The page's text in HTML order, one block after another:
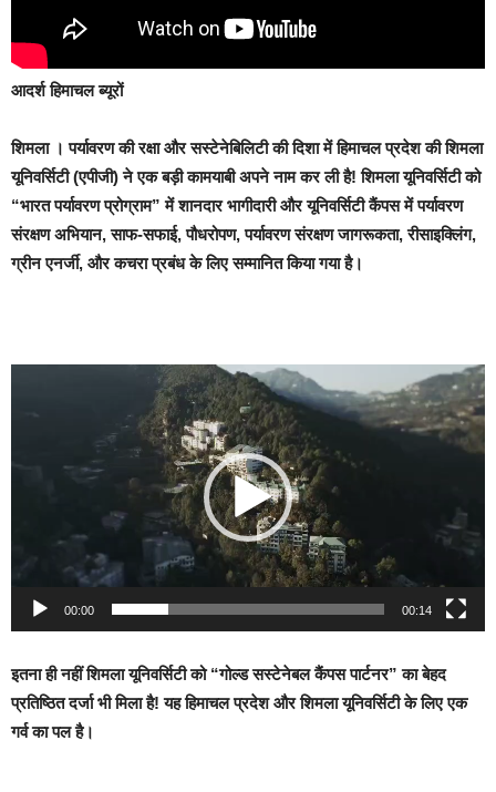
आदर्श हिमाचल ब्यूरों
शिमला । पर्यावरण की रक्षा और सस्टेनेबिलिटी की दिशा में हिमाचल प्रदेश की शिमला
यूनिवर्सिटी (एपीजी) ने एक बड़ी कामयाबी अपने नाम कर ली है! शिमला यूनिवर्सिटी को
“भारत पर्यावरण प्रोग्राम” में शानदार भागीदारी और यूनिवर्सिटी कैंपस में पर्यावरण
संरक्षण अभियान, साफ-सफाई, पौधरोपण, पर्यावरण संरक्षण जागरूकता, रीसाइक्लिंग,
ग्रीन एनर्जी, और कचरा प्रबंध के लिए सम्मानित किया गया है।
00:00 00:14
​इतना ही नहीं शिमला यूनिवर्सिटी को “गोल्ड सस्टेनेबल कैंपस पार्टनर” का बेहद
प्रतिष्ठित दर्जा भी मिला है! यह हिमाचल प्रदेश और शिमला यूनिवर्सिटी के लिए एक
गर्व का पल है।